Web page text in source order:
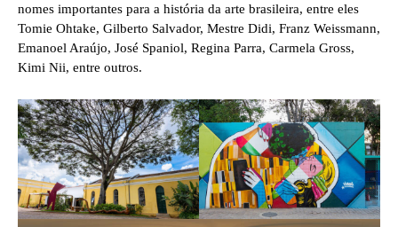
nomes importantes para a história da arte brasileira, entre eles
Tomie Ohtake, Gilberto Salvador, Mestre Didi, Franz Weissmann,
Emanoel Araújo, José Spaniol, Regina Parra, Carmela Gross,
Kimi Nii, entre outros.